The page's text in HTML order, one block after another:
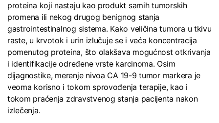
proteina koji nastaju kao produkt samih tumorskih
promena ili nekog drugog benignog stanja
gastrointestinalnog sistema. Kako veličina tumora u tkivu
raste, u krvotok i urin izlučuje se i veća koncentracija
pomenutog proteina, što olakšava mogućnost otkrivanja
i identifikacije određene vrste karcinoma. Osim
dijagnostike, merenje nivoa CA 19-9 tumor markera je
veoma korisno i tokom sprovođenja terapije, kao i
tokom praćenja zdravstvenog stanja pacijenta nakon
izlečenja.